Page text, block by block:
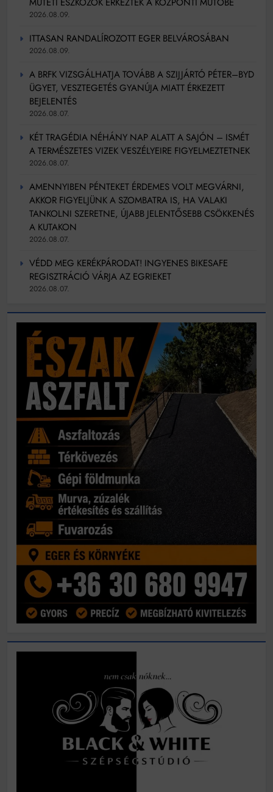
2026.08.09.
ITTASAN RANDALÍROZOTT EGER BELVÁROSÁBAN
2026.08.09.
A BRFK VIZSGÁLHATJA TOVÁBB A SZIJJÁRTÓ PÉTER–BYD
ÜGYET, VESZTEGETÉS GYANÚJA MIATT ÉRKEZETT
BEJELENTÉS
2026.08.07.
KÉT TRAGÉDIA NÉHÁNY NAP ALATT A SAJÓN – ISMÉT
A TERMÉSZETES VIZEK VESZÉLYEIRE FIGYELMEZTETNEK
2026.08.07.
AMENNYIBEN PÉNTEKET ÉRDEMES VOLT MEGVÁRNI,
AKKOR FIGYELJÜNK A SZOMBATRA IS, HA VALAKI
TANKOLNI SZERETNE, ÚJABB JELENTŐSEBB CSÖKKENÉS
A KUTAKON
2026.08.07.
VÉDD MEG KERÉKPÁRODAT! INGYENES BIKESAFE
REGISZTRÁCIÓ VÁRJA AZ EGRIEKET
2026.08.07.